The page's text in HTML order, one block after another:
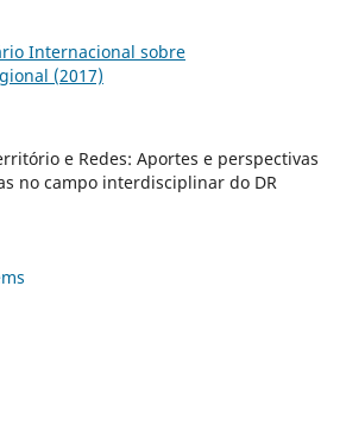
Internacional sobre
(2017)
e Redes: Aportes e perspectivas
no campo interdisciplinar do DR